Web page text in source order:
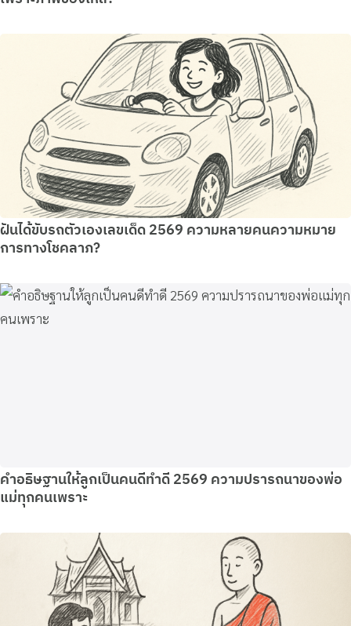
ฝันได้ขับรถตัวเองเลขเด็ด 2569 ความหลายคนความหมาย
การทางโชคลาภ?
คำอธิษฐานให้ลูกเป็นคนดีทำดี 2569 ความปรารถนาของพ่อ
แม่ทุกคนเพราะ